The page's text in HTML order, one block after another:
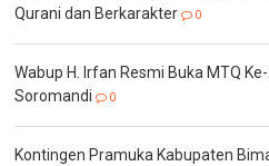
Qurani dan Berkarakter
0
Wabup H. Irfan Resmi Buka MTQ
Soromandi
0
Kontingen Pramuka Kabupaten